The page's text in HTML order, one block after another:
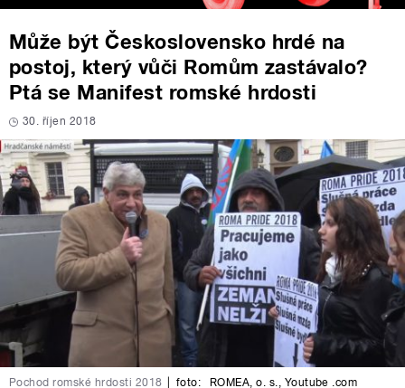
Může být Československo hrdé na
postoj, který vůči Romům zastávalo?
Ptá se Manifest romské hrdosti
30. říjen 2018
Pochod romské hrdosti 2018 foto: ROMEA, o. s., Youtube .com